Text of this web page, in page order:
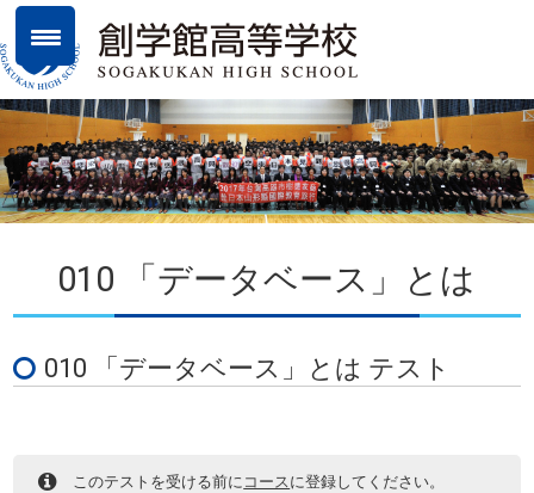
010 「データベース」とは
010 「データベース」とは テスト
このテストを受ける前に コースに登録してください。